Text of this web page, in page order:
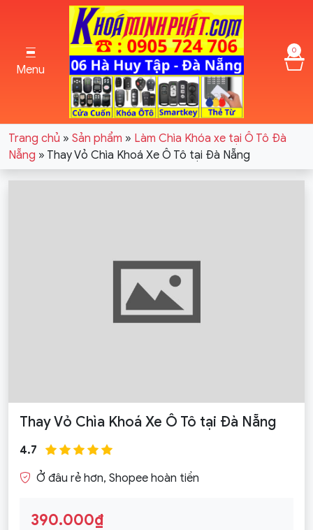
Menu
0
Trang chủ » Sản phẩm » Làm Chìa Khóa xe tại Ô Tô Đà
Nẵng » Thay Vỏ Chìa Khoá Xe Ô Tô tại Đà Nẵng
Thay Vỏ Chìa Khoá Xe Ô Tô tại Đà Nẵng
4.7
Ở đâu rẻ hơn, Shopee hoàn tiền
390.000₫